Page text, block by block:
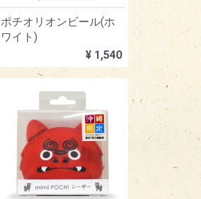
ポチオリオンビール(ホ
ワイト)
¥ 1,540